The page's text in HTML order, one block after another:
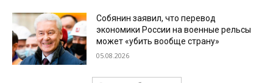
Собянин заявил, что перевод
экономики России на военные рельсы
может «убить вообще страну»
05.08.2026